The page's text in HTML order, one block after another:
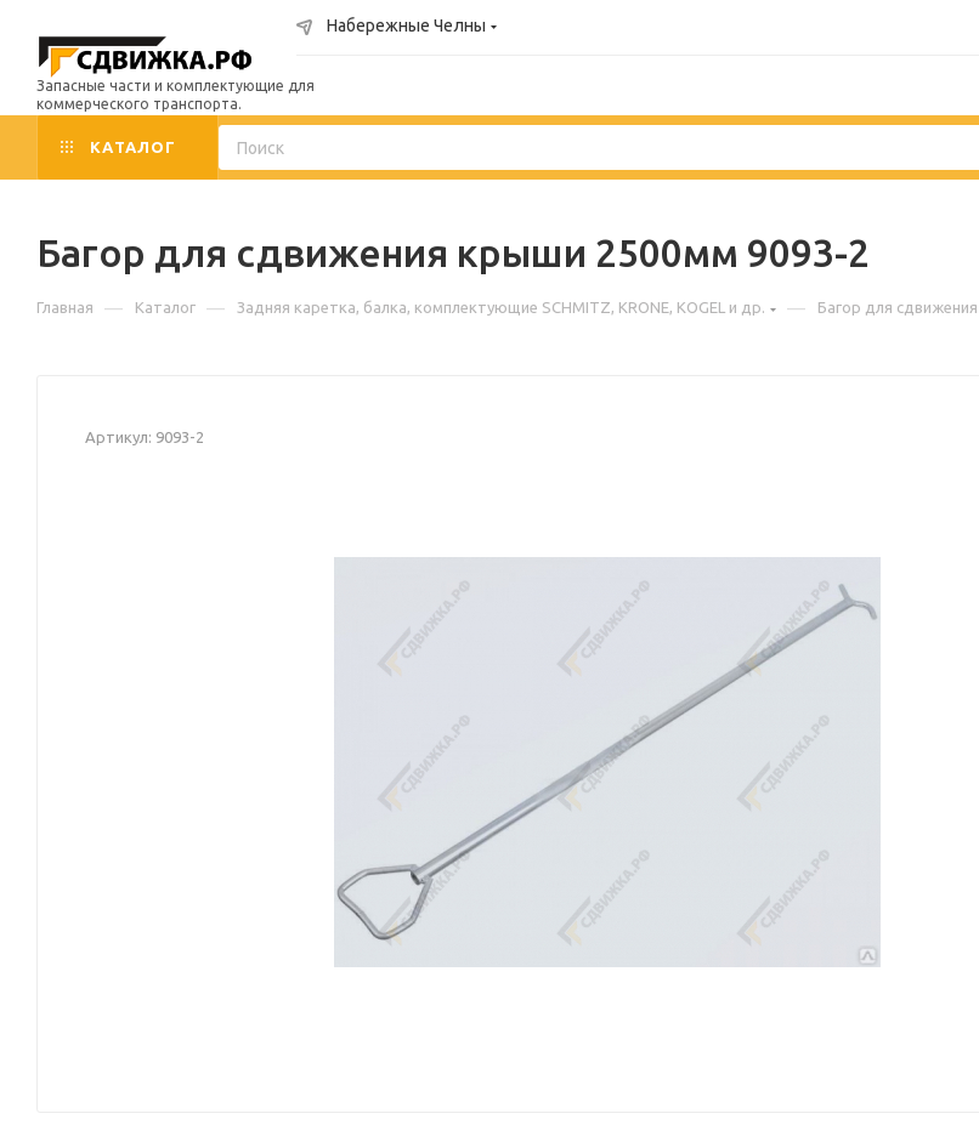
Запасные части и комплектующие для
коммерческого транспорта.
Набережные Челны
КАТАЛОГ
Багор для сдвижения крыши 2500мм 9093-2
Главная — Каталог — Задняя каретка, балка, комплектующие SCHMITZ, KRONE, KOGEL и др. — Багор для
Артикул: 9093-2